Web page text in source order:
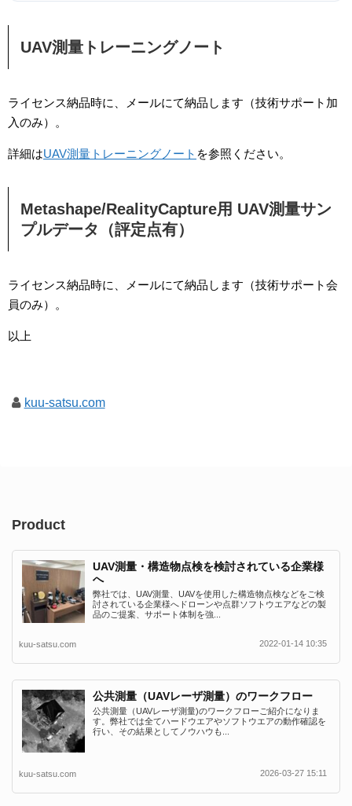
UAV測量トレーニングノート
ライセンス納品時に、メールにて納品します（技術サポート加
入のみ）。
詳細はUAV測量トレーニングノート を参照ください。
Metashape/RealityCapture用 UAV測量サン
プルデータ（評定点有）
ライセンス納品時に、メールにて納品します（技術サポート会
員のみ）。
以上
kuu-satsu.com
Product
UAV測量・構造物点検を検討されている企業様
へ
弊社では、UAV測量、UAVを使用した構造物点検などをご検
討されている企業様へドローンや点群ソフトウエアなどの製
品のご提案、サポート体制を強...
kuu-satsu.com 2022-01-14 10:35
公共測量（UAVレーザ測量）のワークフロー
公共測量（UAVレーザ測量)のワークフローご紹介になりま
す。弊社では全てハードウエアやソフトウエアの動作確認を
行い、その結果としてノウハウも...
kuu-satsu.com 2026-03-27 15:11